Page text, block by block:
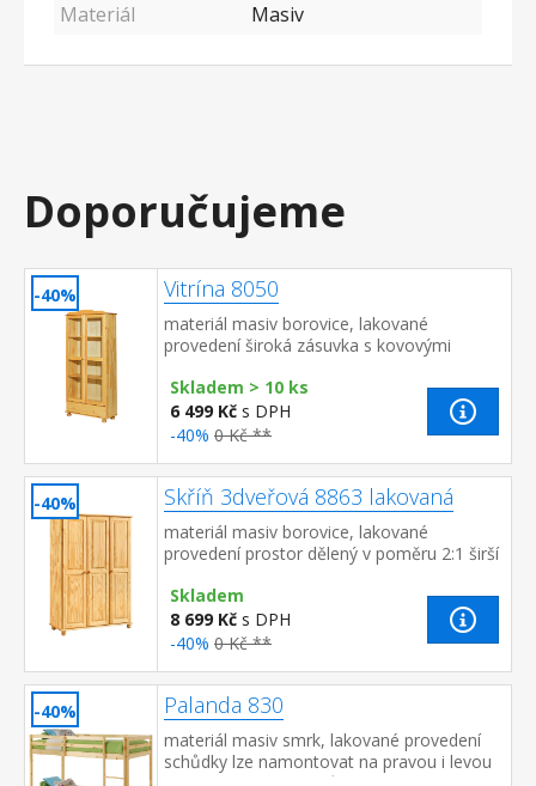
Materiál Masiv
Doporučujeme
-40% Vitrína 8050
materiál masiv borovice, lakované
provedení široká zásuvka s kovovými
pevná police
Skladem > 10 ks
6 499 Kč s DPH
-40% 0 Kč **
-40% Skříň 3dveřová 8863 lakovaná
materiál masiv borovice, lakované
provedení prostor dělený v poměru 2:1 širší
police do...
Skladem
8 699 Kč s DPH
-40% 0 Kč **
-40% Palanda 830
materiál masiv smrk, lakované provedení
schůdky lze namontovat na pravou i levou